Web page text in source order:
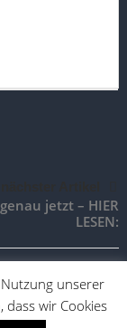
jetzt – HIER
LESEN:
|Vertrag
unserer
dass wir Cookies